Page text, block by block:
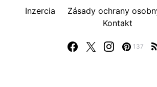
137
Inzercia
Zásady ochrany
Kontakt